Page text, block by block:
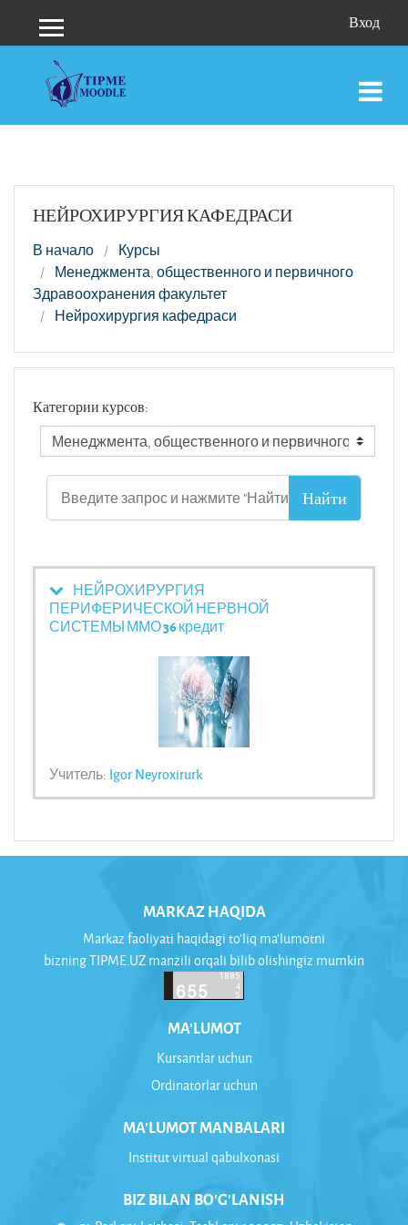
Боковая панель Вход
НЕЙРОХИРУРГИЯ КАФЕДРАСИ
В начало
Курсы
Менеджмента, общественного и первичного
Здравоохранения факультет
Нейрохирургия кафедраси
Категории курсов:
НЕЙРОХИРУРГИЯ
ПЕРИФЕРИЧЕСКОЙ НЕРВНОЙ
СИСТЕМЫ ММО 36 кредит
Учитель: Igor Neyroxirurk
MARKAZ HAQIDA
Markaz faoliyati haqidagi to'liq ma'lumotni
bizning TIPME.UZ manzili orqali bilib olishingiz mumkin
MA'LUMOT
Kursantlar uchun
Ordinatorlar uchun
MA'LUMOT MANBALARI
Institut virtual qabulxonasi
BIZ BILAN BO'G'LANISH